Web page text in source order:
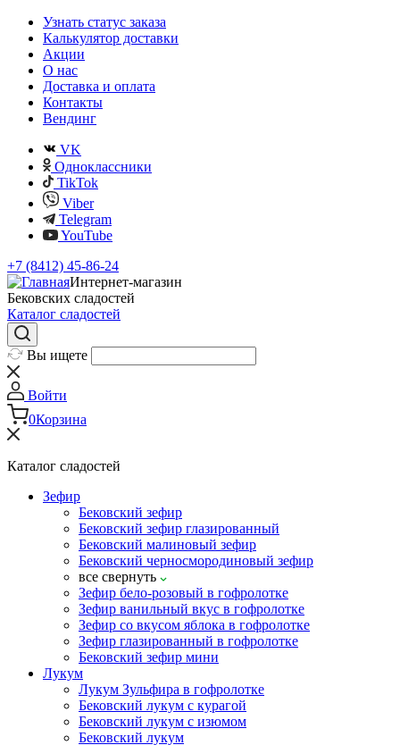
Узнать статус заказа
Калькулятор доставки
Акции
О нас
Доставка и оплата
Контакты
Вендинг
VK
Одноклассники
TikTok
Viber
Telegram
YouTube
+7 (8412) 45-86-24
Интернет-магазин
Бековских сладостей
Каталог сладостей
Вы ищете
Войти
0Корзина
Каталог сладостей
Зефир
Бековский зефир
Бековский зефир глазированный
Бековский малиновый зефир
Бековский черносмородиновый зефир
все свернуть
Зефир бело-розовый в гофролотке
Зефир ванильный вкус в гофролотке
Зефир со вкусом яблока в гофролотке
Зефир глазированный в гофролотке
Бековский зефир мини
Лукум
Лукум Зульфира в гофролотке
Бековский лукум с курагой
Бековский лукум с изюмом
Бековский лукум